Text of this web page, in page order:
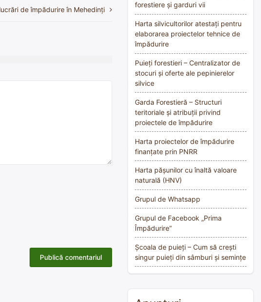
de împădurire în Mehedinți
forestiere și garduri vii
Harta silvicultorilor atestați pentru
elaborarea proiectelor tehnice de
împădurire
Puieți forestieri – Centralizator de
stocuri și oferte ale pepinierelor
silvice
Garda Forestieră – Structuri
teritoriale și atribuții privind
proiectele de împădurire
Harta proiectelor de împădurire
finanțate prin PNRR
Harta pășunilor cu înaltă valoare
naturală (HNV)
Grupul de Whatsapp
Grupul de Facebook „Prima
Împădurire”
Școala de puieți – Cum să crești
singur puieți din sâmburi și semințe